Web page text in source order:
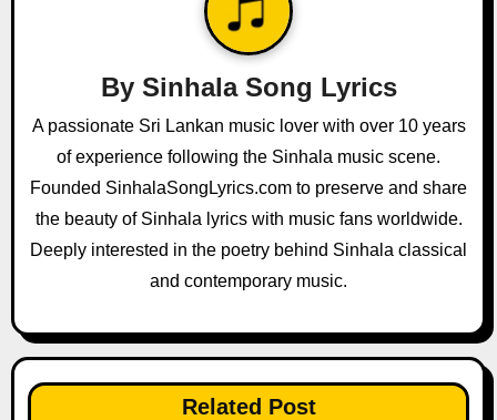
a
i
o
By Sinhala Song Lyrics
A passionate Sri Lankan music lover with over 10 years
of experience following the Sinhala music scene.
Founded SinhalaSongLyrics.com to preserve and share
the beauty of Sinhala lyrics with music fans worldwide.
Deeply interested in the poetry behind Sinhala classical
and contemporary music.
Related Post